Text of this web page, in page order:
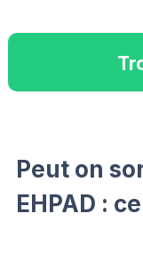
Peut on
EHPAD :